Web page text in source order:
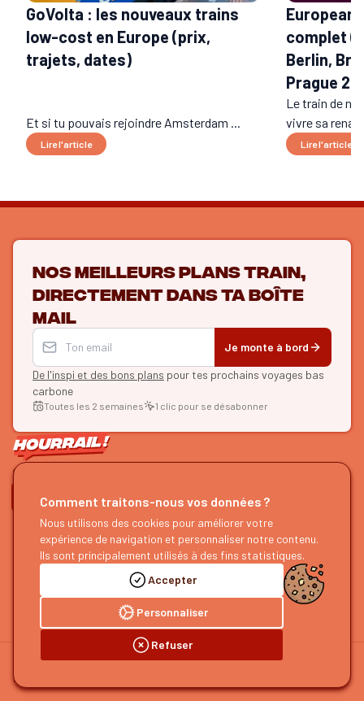
GoVolta : les nouveaux trains
low-cost en Europe (prix,
trajets, dates)
Et si tu pouvais rejoindre Amsterdam ...
Lire l'article
European
complet
Berlin,
Prague
Le train de
vivre sa
Lire l'article
Nos meilleurs plans train,
directement dans ta boîte
mail
Je monte à bord
De l'inspi et des bons plans pour tes prochains voyages bas
carbone
Toutes les 2 semaines 1 clic pour se désabonner
ON SE SUIT ?
HOURRAIL !
À propos
Devenir partenaire
Nous faire un retour
EXPLORER
Recherche d'itinéraires
Nos guides
Notre blog
Notre podcast
Mentions légales
Accepter
Personnaliser
Refuser
Comment traitons-nous vos données ?
Nous utilisons des cookies pour améliorer votre
expérience de navigation et personnaliser notre contenu.
Ils sont principalement utilisés à des fins statistiques.